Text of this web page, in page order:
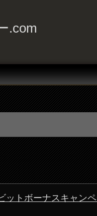
.com
ットボーナスキャン